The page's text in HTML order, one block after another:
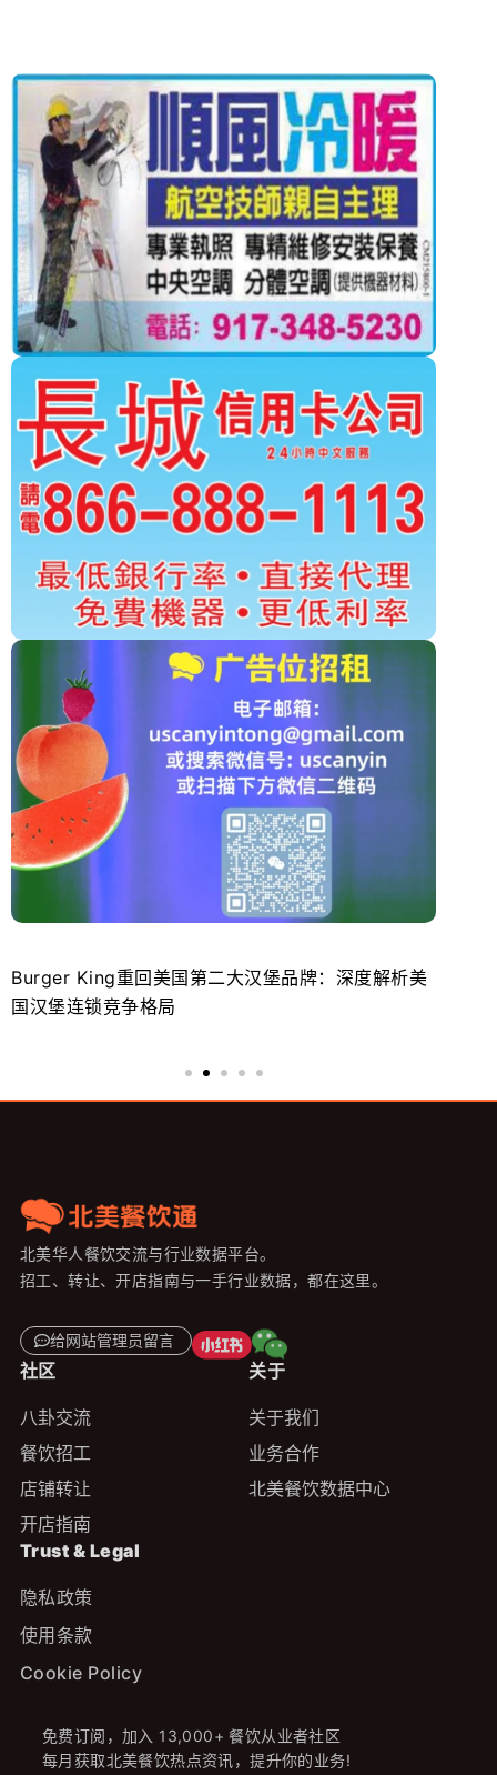
Burger King重回美国第二大汉堡品牌：深度解析美
国汉堡连锁竞争格局
北美华人餐饮交流与行业数据平台。
招工、转让、开店指南与一手行业数据，都在这里。
给网站管理员留言
社区
八卦交流
餐饮招工
店铺转让
开店指南
关于
关于我们
业务合作
北美餐饮数据中心
Trust & Legal
隐私政策
使用条款
Cookie Policy
免费订阅，加入 13,000+ 餐饮从业者社区
每月获取北美餐饮热点资讯，提升你的业务!